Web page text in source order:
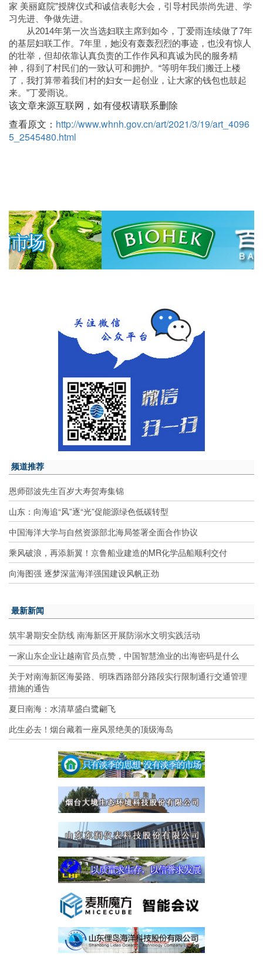
家 美丽庭院”授牌仪式和诚信表彰大会，引导村民崇尚先进、学
习先进、争做先进。
从2014年第一次当选妇联主席到如今，丁爱雨连续做了7年
的基层妇联工作。7年里，她没有轰轰烈烈的事迹，也没有惊人
的壮举，但却依靠认真负责的工作作风和真诚为民的服务精
神，得到了村民们的一致认可和拥护。“等明年我们搬迁上楼
了，我打算带着我们村的妇女一起创业，让大家的钱包也鼓起
来。”丁爱雨说。
该文章来源互联网，如有侵权请联系删除
查看原文： http://www.whnh.gov.cn/art/2021/3/19/art_4096
5_2545480.html
频道推荐
恩师邵波先生百岁大寿贺寿集锦
山东：向海追“风”逐“光”促能源绿色低碳转型
中国海洋大学与自然资源部北海局签署全面合作协议
乘风破浪，再添新翼！京鲁船业建造的MR化学品船顺利交付
向海图强 逐梦深蓝海洋强国建设风帆正劲
最新新闻
筑牢暑期安全防线 南海新区开展防溺水文明实践活动
一家山东企业让越南官员点赞，中国智慧渔业的出海密码是什么
关于对南海新区海晏路、明珠西路部分路段实行限制通行交通管理
措施的通告
夏日南海：水清草盛白鹭翩飞
此生必去！烟台藏着一座风景绝美的顶级海岛